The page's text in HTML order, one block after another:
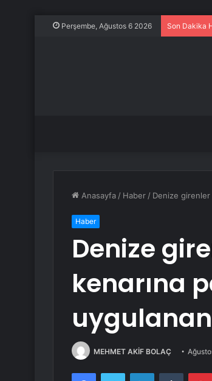
Perşembe, Ağustos 6 2026 Son Dakika
Anasayfa / Haber / Denize girenler
Haber
Denize
kenarına
MEHMET AKİF BOLAÇ
FacebookTwitter LinkedInTumblr